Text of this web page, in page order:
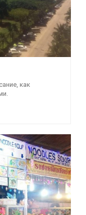
как